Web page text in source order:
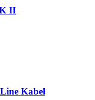
II
Kabel